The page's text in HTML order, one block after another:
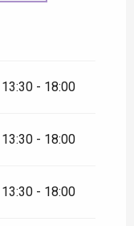
13:30 - 18:00
13:30 - 18:00
13:30 - 18:00